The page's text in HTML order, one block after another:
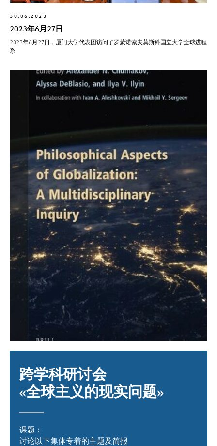
30.06.2023
2023年6月27日
2023年6月27日，厦门大学代表团访问了罗蒙诺索夫莫斯科国立大学全球进程
系
跨学科研讨会
«全球主义的现实问题»
课题：
讨论以下集体专着的主题及简报